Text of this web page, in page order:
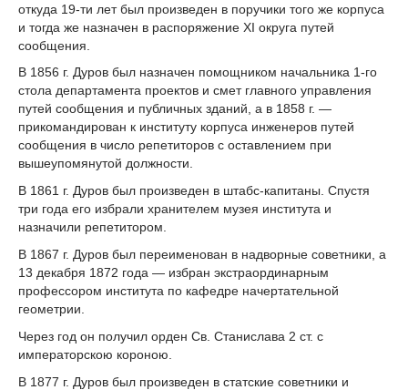
откуда 19-ти лет был произведен в поручики того же корпуса
и тогда же назначен в распоряжение XI округа путей
сообщения.
В 1856 г. Дуров был назначен помощником начальника 1-го
стола департамента проектов и смет главного управления
путей сообщения и публичных зданий, а в 1858 г. —
прикомандирован к институту корпуса инженеров путей
сообщения в число репетиторов с оставлением при
вышеупомянутой должности.
В 1861 г. Дуров был произведен в штабс-капитаны. Спустя
три года его избрали хранителем музея института и
назначили репетитором.
В 1867 г. Дуров был переименован в надворные советники, а
13 декабря 1872 года — избран экстраординарным
профессором института по кафедре начертательной
геометрии.
Через год он получил орден Св. Станислава 2 ст. с
императорскою короною.
В 1877 г. Дуров был произведен в статские советники и